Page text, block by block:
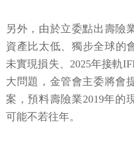
另外，由於立委點出壽險
資產比太低、獨步全球的
未實現損失、2025年接軌
大問題，金管會主委將會
案，預料壽險業2019年的
可能不若往年。